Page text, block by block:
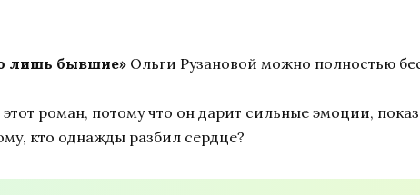
лишь бывшие» Ольги Рузановой можно полностью
роман, потому что он дарит сильные эмоции,
кто однажды разбил сердце?